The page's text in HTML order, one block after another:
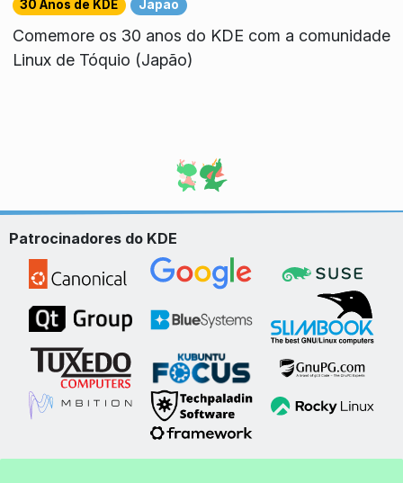
30 Anos de KDE Japão
Comemore os 30 anos do KDE com a comunidade
Linux de Tóquio (Japão)
Patrocinadores do KDE